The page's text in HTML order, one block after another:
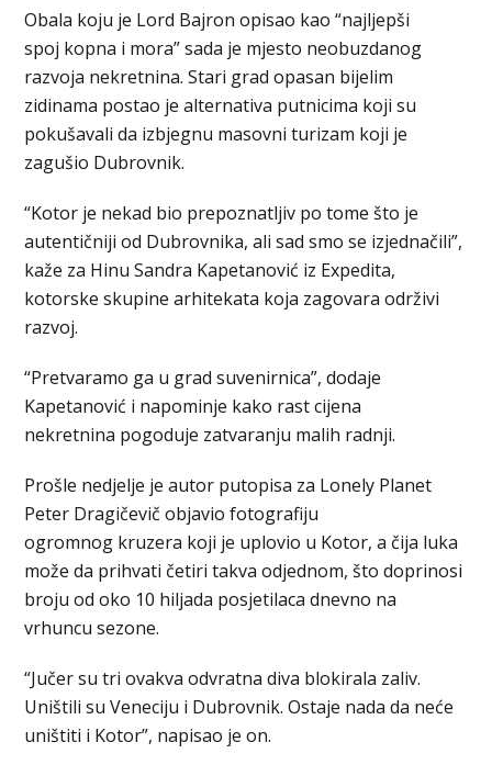
Obala koju je Lord Bajron opisao kao “najljepši
spoj kopna i mora” sada je mjesto neobuzdanog
razvoja nekretnina. Stari grad opasan bijelim
zidinama postao je alternativa putnicima koji su
pokušavali da izbjegnu masovni turizam koji je
zagušio Dubrovnik.
“Kotor je nekad bio prepoznatljiv po tome što je
autentičniji od Dubrovnika, ali sad smo se izjednačili”,
kaže za Hinu Sandra Kapetanović iz Expedita,
kotorske skupine arhitekata koja zagovara održivi
razvoj.
“Pretvaramo ga u grad suvenirnica”, dodaje
Kapetanović i napominje kako rast cijena
nekretnina pogoduje zatvaranju malih radnji.
Prošle nedjelje je autor putopisa za Lonely Planet
Peter Dragičevič objavio fotografiju
ogromnog kruzera koji je uplovio u Kotor, a čija luka
može da prihvati četiri takva odjednom, što doprinosi
broju od oko 10 hiljada posjetilaca dnevno na
vrhuncu sezone.
“Jučer su tri ovakva odvratna diva blokirala zaliv.
Uništili su Veneciju i Dubrovnik. Ostaje nada da neće
uništiti i Kotor”, napisao je on.